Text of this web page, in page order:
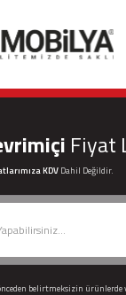
Fiyat
KDV Dahil Değildir.
belirtmeksizin ürünlerde